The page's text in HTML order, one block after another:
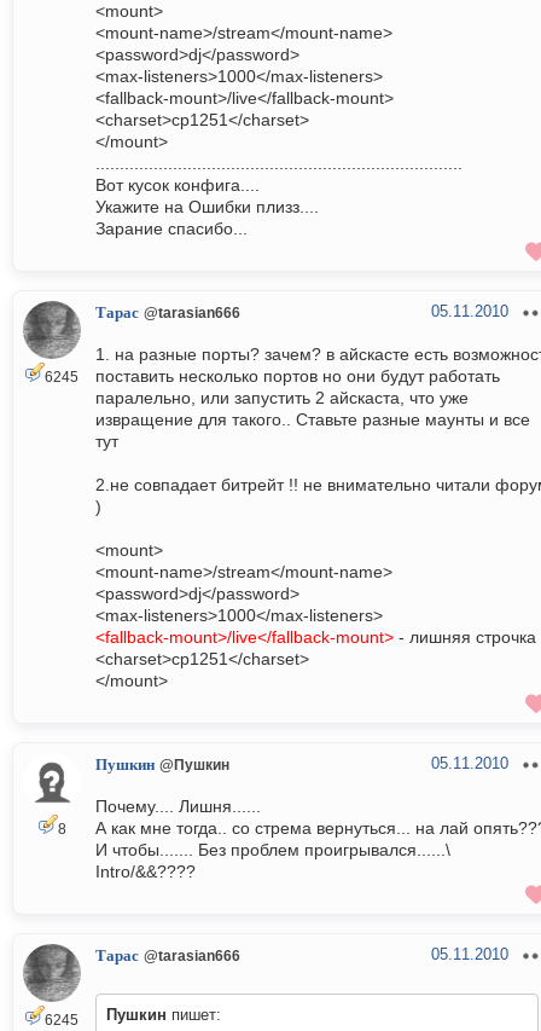
<mount>
<mount-name>/stream</mount-name>
<password>dj</password>
<max-listeners>1000</max-listeners>
<fallback-mount>/live</fallback-mount>
<charset>cp1251</charset>
</mount>
Вот кусок конфига....
Укажите на Ошибки плизз....
Зарание спасибо...
6245
Тарас @tarasian666 05.11.2010
1. на разные порты? зачем? в айскасте есть
поставить несколько портов но они будут работать
паралельно, или запустить 2 айскаста, что уже
извращение для такого.. Ставьте разные маунты и все
тут
2.не совпадает битрейт !! не внимательно читали
)
<mount>
<mount-name>/stream</mount-name>
<password>dj</password>
<max-listeners>1000</max-listeners>
<fallback-mount>/live</fallback-mount> - лишняя строчка
<charset>cp1251</charset>
</mount>
8
Пушкин @Пушкин 05.11.2010
Почему.... Лишня......
А как мне тогда.. со стрема вернуться... на лай
И чтобы....... Без проблем проигрывался......\
Intro/&&????
6245
Тарас @tarasian666 05.11.2010
Пушкин пишет: